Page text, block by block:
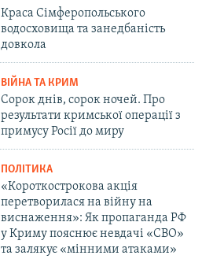
Краса Сімферопольського
водосховища та занедбаність
довкола
ВІЙНА ТА КРИМ
Сорок днів, сорок ночей. Про
результати кримської операції з
примусу Росії до миру
ПОЛІТИКА
«Короткострокова акція
перетворилася на війну на
виснаження»: Як пропаганда РФ
у Криму пояснює невдачі «СВО»
та залякує «мінними атаками»